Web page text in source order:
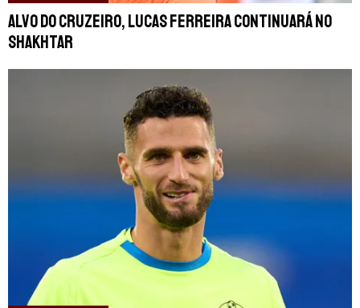
Alvo do Cruzeiro, Lucas Ferreira continuará no
Shakhtar